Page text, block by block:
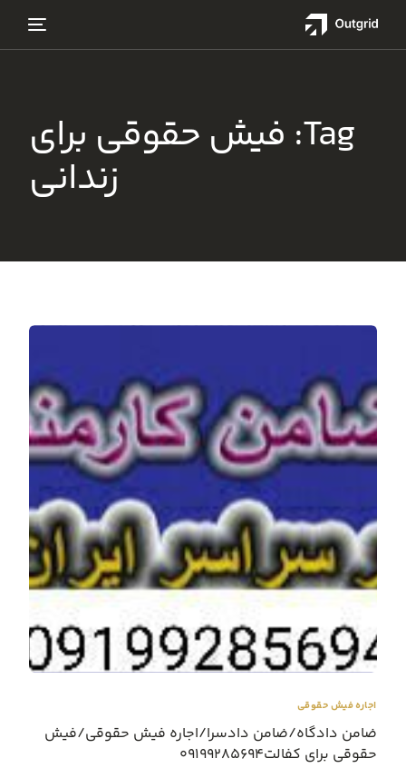
Tag: فیش حقوقی برای
زندانی
اجاره فیش حقوقی
ضامن دادگاه/ضامن دادسرا/اجاره فیش حقوقی/فیش
حقوقی برای کفالت09199285694